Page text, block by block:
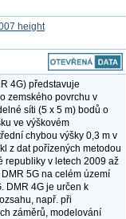
height
4G) představuje
zemského povrchu v
síti (5 x 5 m) bodů o
ve výškovém
chybou výšky 0,3 m v
z dat pořízených metodou
republiky v letech 2009 až
5G na celém území
DMR 4G je určen k
např. při
záměrů, modelování